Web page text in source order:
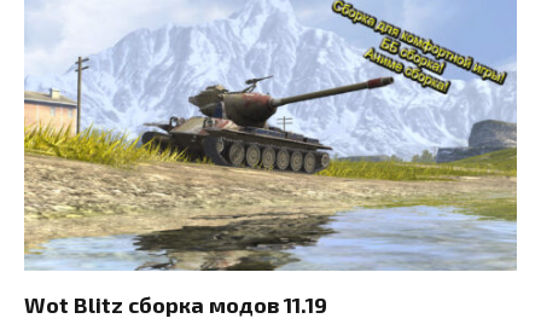
Wot Blitz сборка модов 11.19